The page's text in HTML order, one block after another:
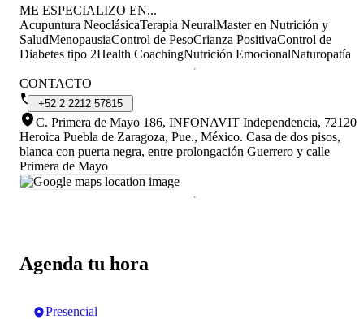
Agenda tu hora
Presencial
ME ESPECIALIZO EN...
Acupuntura NeoclásicaTerapia NeuralMaster en Nutrición y
SaludMenopausiaControl de PesoCrianza PositivaControl de
Diabetes tipo 2Health CoachingNutrición EmocionalNaturopatía
CONTACTO
+52 2 2212 57815
C. Primera de Mayo 186, INFONAVIT Independencia, 72120
Heroica Puebla de Zaragoza, Pue., México. Casa de dos pisos,
blanca con puerta negra, entre prolongación Guerrero y calle
Primera de Mayo